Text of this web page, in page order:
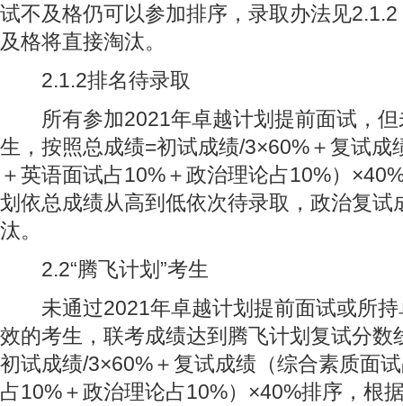
试不及格仍可以参加排序，录取办法见
及格将直接淘汰。
2.1.2排名待录取
所有参加2021年卓越计划提前面试，但
生，按照总成绩=初试成绩/3×60%＋复试成
＋英语面试占10%＋政治理论占10%）
划依总成绩从高到低依次待录取，政治复试
汰。
2.2“腾飞计划”考生
未通过2021年卓越计划提前面试或所持
效的考生，联考成绩达到腾飞计划复试分数
初试成绩/3×60%＋复试成绩（综合素质面
占10%＋政治理论占10%）×40%排序，根